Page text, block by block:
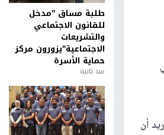
أن
طلبة مساق "مدخل
للقانون الاجتماعي
والتشريعات
الاجتماعية"يزورون مركز
حماية الأسرة
منذ ثانية